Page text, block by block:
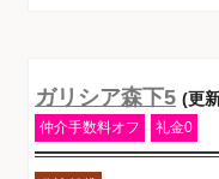
ガリシア森下5 (更
仲介手数料オフ 礼金0